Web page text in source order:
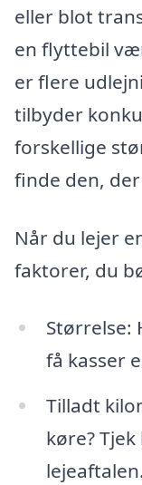
eller blot
en flyttebil
er flere
tilbyder
forskellige
finde den,
Når du lejer
faktorer, du
Størrelse:
få kasser
Tilladt
køre?
lejeaftalen.